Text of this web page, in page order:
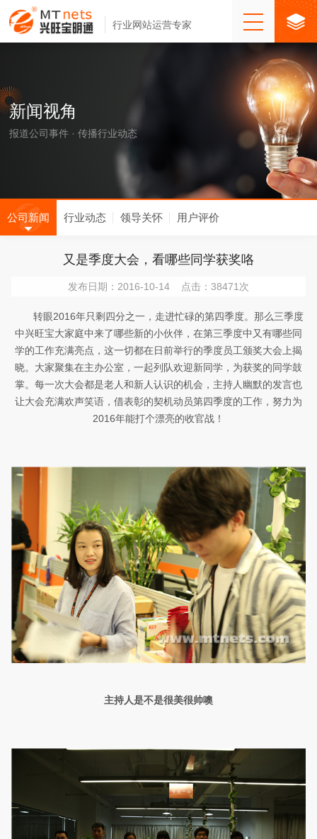
行业网站运营专家
新闻视角
报道公司事件 · 传播行业动态
公司新闻 行业动态 领导关怀 用户评价
又是季度大会，看哪些同学获奖咯
发布日期：2016-10-14 点击：38471次
转眼2016年只剩四分之一，走进忙碌的第四季度。那么三季度
中兴旺宝大家庭中来了哪些新的小伙伴，在第三季度中又有哪些同
学的工作充满亮点，这一切都在日前举行的季度员工颁奖大会上揭
晓。大家聚集在主办公室，一起列队欢迎新同学，为获奖的同学鼓
掌。每一次大会都是老人和新人认识的机会，主持人幽默的发言也
让大会充满欢声笑语，借表彰的契机动员第四季度的工作，努力为
2016年能打个漂亮的收官战！
主持人是不是很美很帅噢